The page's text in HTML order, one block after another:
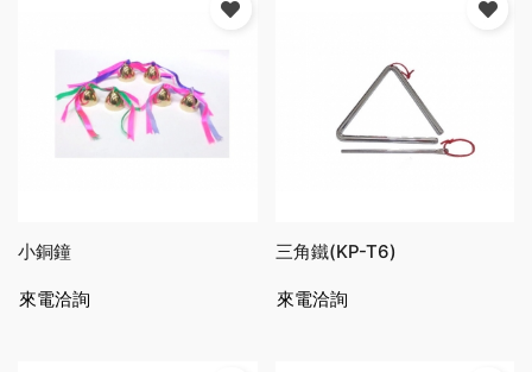
小銅鐘
來電洽詢
三角鐵(KP-T6)
來電洽詢